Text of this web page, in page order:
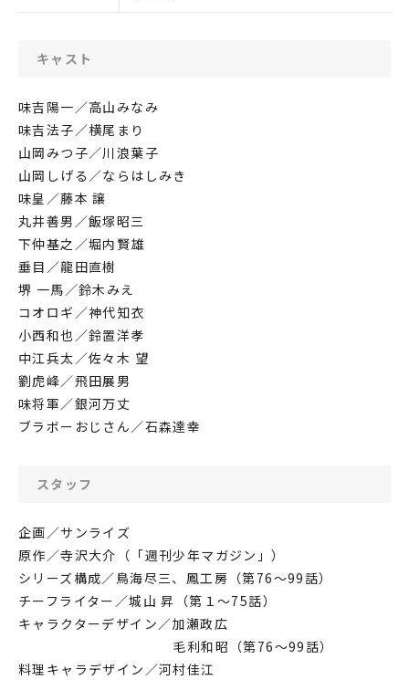
キャスト
味吉陽一／高山みなみ
味吉法子／横尾まり
山岡みつ子／川浪葉子
山岡しげる／ならはしみき
味皇／藤本 譲
丸井善男／飯塚昭三
下仲基之／堀内賢雄
垂目／龍田直樹
堺 一馬／鈴木みえ
コオロギ／神代知衣
小西和也／鈴置洋孝
中江兵太／佐々木 望
劉虎峰／飛田展男
味将軍／銀河万丈
ブラボーおじさん／石森達幸
スタッフ
企画／サンライズ
原作／寺沢大介（「週刊少年マガジン」）
シリーズ構成／鳥海尽三、鳳工房（第76〜99話）
チーフライター／城山 昇（第１〜75話）
キャラクターデザイン／加瀬政広
毛利和昭（第76〜99話）
料理キャラデザイン／河村佳江